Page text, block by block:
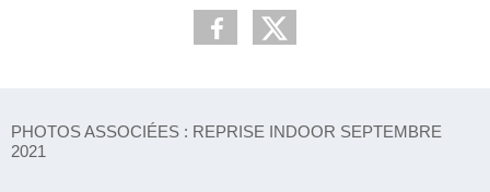
PHOTOS ASSOCIÉES : REPRISE INDOOR SEPTEMBRE
2021